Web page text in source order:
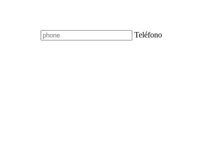
Teléfono